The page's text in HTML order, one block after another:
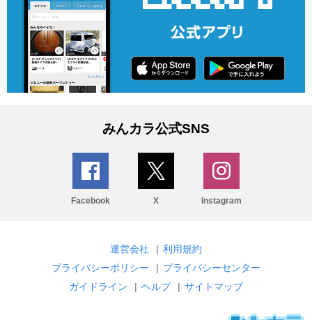
みんカラ公式SNS
Facebook X Instagram
運営会社 | 利用規約
プライバシーポリシー
| プライバシーセンター
ガイドライン
| ヘルプ | サイトマップ